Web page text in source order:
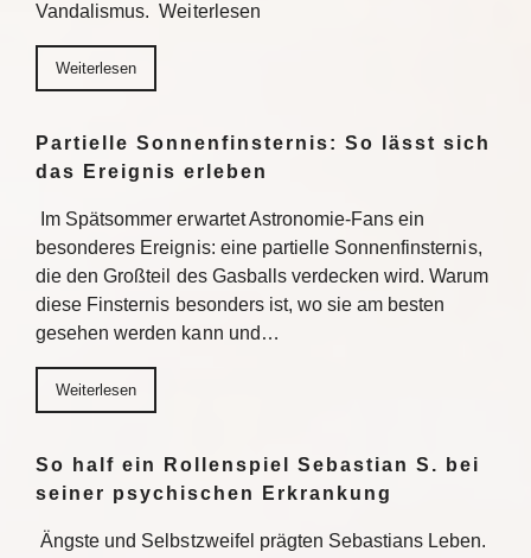
Vandalismus. Weiterlesen
Weiterlesen
Partielle Sonnenfinsternis: So lässt sich
das Ereignis erleben
Im Spätsommer erwartet Astronomie-Fans ein
besonderes Ereignis: eine partielle Sonnenfinsternis,
die den Großteil des Gasballs verdecken wird. Warum
diese Finsternis besonders ist, wo sie am besten
gesehen werden kann und…
Weiterlesen
So half ein Rollenspiel Sebastian S. bei
seiner psychischen Erkrankung
Ängste und Selbstzweifel prägten Sebastians Leben.